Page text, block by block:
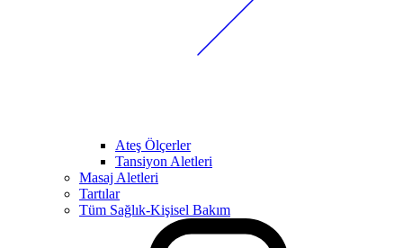
Ateş Ölçerler
Tansiyon Aletleri
Masaj Aletleri
Tartılar
Tüm Sağlık-Kişisel Bakım